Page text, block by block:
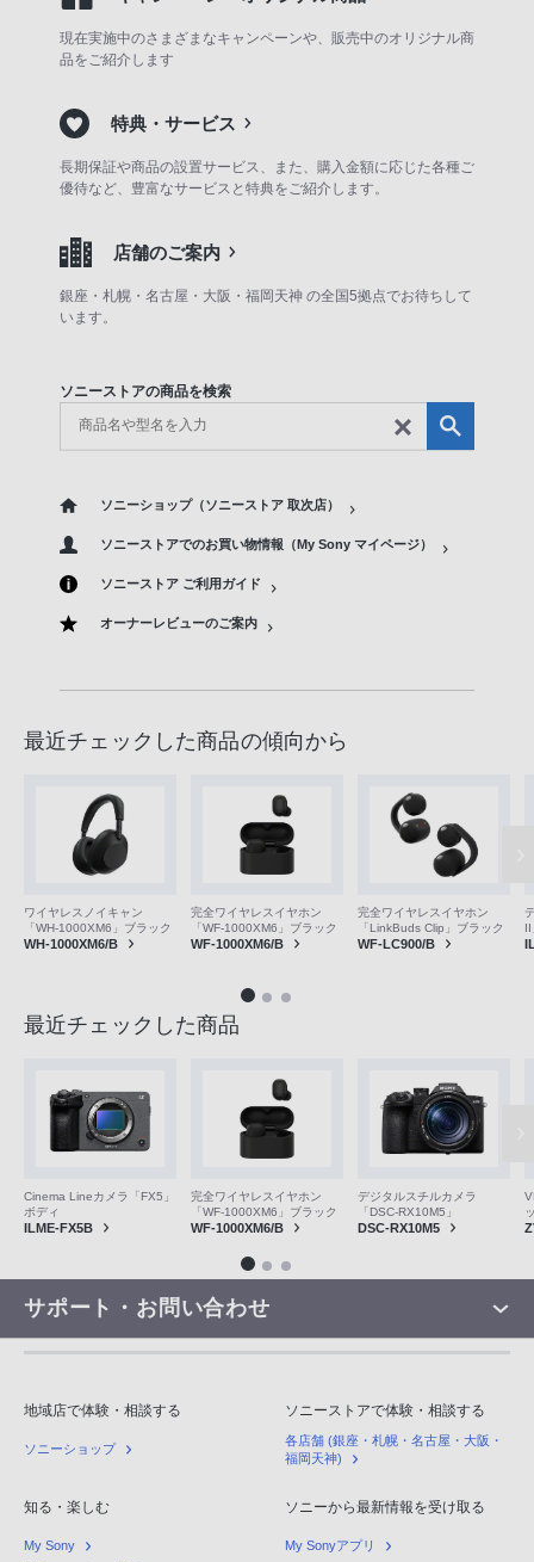
現在実施中のさまざまなキャンペーンや、販売中のオリジナル商
品をご紹介します
特典・サービス
長期保証や商品の設置サービス、また、購入金額に応じた各種ご
優待など、豊富なサービスと特典をご紹介します。
店舗のご案内
銀座・札幌・名古屋・大阪・福岡天神 の全国5拠点でお待ちして
います。
ソニーストアの商品を検索
ソニーショップ（ソニーストア 取次店）
ソニーストアでのお買い物情報（My Sony マイページ）
ソニーストア ご利用ガイド
オーナーレビューのご案内
最近チェックした商品の傾向から
ワイヤレスノイキャン
「WH-1000XM6」ブラック
WH-1000XM6/B
完全ワイヤレスイヤホン
「WF-1000XM6」ブラック
WF-1000XM6/B
完全ワイヤレスイヤホン
「LinkBuds Clip」ブラック
WF-LC900/B
II
最近チェックした商品
Cinema Lineカメラ「FX5」
ボディ
ILME-FX5B
完全ワイヤレスイヤホン
「WF-1000XM6」ブラック
WF-1000XM6/B
デジタルスチルカメラ
「DSC-RX10M5」
DSC-RX10M5
サポート・お問い合わせ
地域店で体験・相談する
ソニーショップ
ソニーストアで体験・相談する
各店舗 (銀座・札幌・名古屋・大阪・
福岡天神)
知る・楽しむ
My Sony
ソニーから最新情報を受け取る
My Sonyアプリ